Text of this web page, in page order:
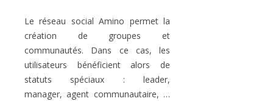
Le réseau social Amino permet la
création de groupes et
communautés. Dans ce cas, les
utilisateurs bénéficient alors de
statuts spéciaux : leader,
manager, agent communautaire, …